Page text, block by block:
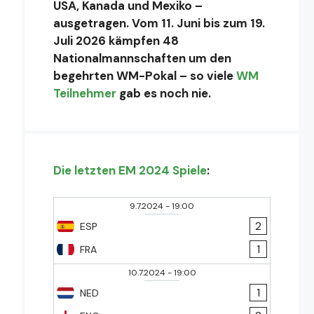
USA, Kanada und Mexiko –
ausgetragen. Vom 11. Juni bis zum 19.
Juli 2026 kämpfen 48
Nationalmannschaften um den
begehrten WM-Pokal – so vieleWM
Teilnehmer gab es noch nie.
Die letzten EM 2024 Spiele:
9.7.2024-19:00
ESP
FRA
2
1
10.7.2024-19:00
NED
1